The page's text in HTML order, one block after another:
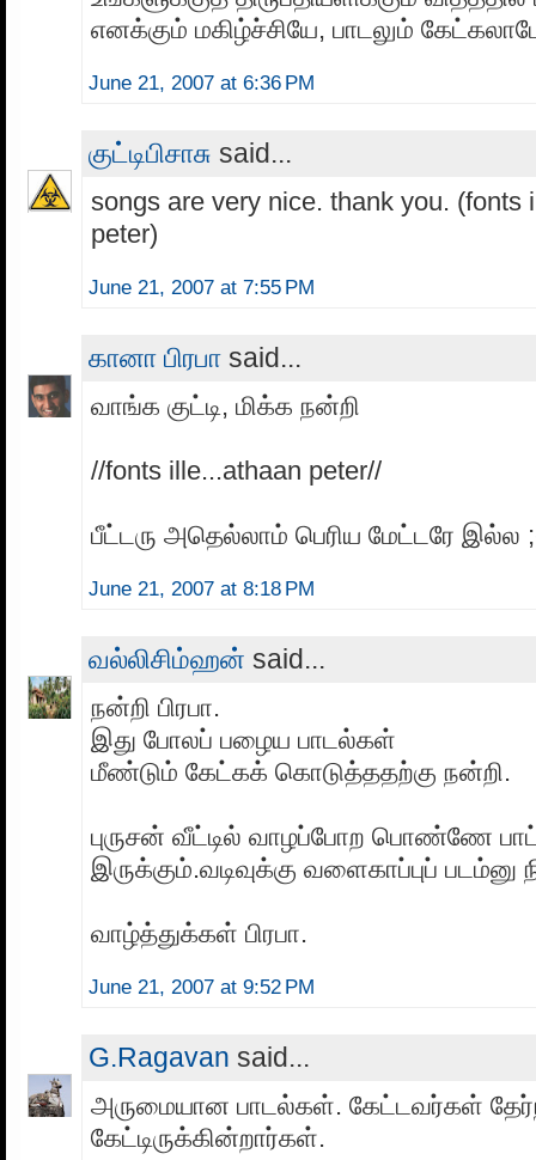
எனக்கும் மகிழ்ச்சியே, பாடலும்
June 21, 2007 at 6:36 PM
குட்டிபிசாசு said...
songs are very nice. thank you. (fonts
peter)
June 21, 2007 at 7:55 PM
கானா பிரபா said...
வாங்க குட்டி, மிக்க நன்றி
//fonts ille...athaan peter//
பீட்டரு அதெல்லாம் பெரிய மேட்டரே இல்ல
June 21, 2007 at 8:18 PM
வல்லிசிம்ஹன் said...
நன்றி பிரபா.
இது போலப் பழைய பாடல்கள்
மீண்டும் கேட்கக் கொடுத்ததற்கு நன்றி.
புருசன் வீட்டில் வாழப்போற பொண்ணே
இருக்கும்.வடிவுக்கு வளைகாப்புப்
வாழ்த்துக்கள் பிரபா.
June 21, 2007 at 9:52 PM
G.Ragavan said...
அருமையான பாடல்கள். கேட்டவர்கள்
கேட்டிருக்கின்றார்கள்.